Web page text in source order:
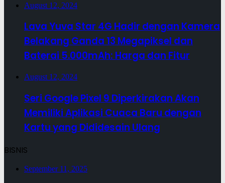
August 12, 2024
Lava Yuva Star 4G Hadir dengan Kamera
Belakang Ganda 13 Megapiksel dan
Baterai 5.000mAh: Harga dan Fitur
August 12, 2024
Seri Google Pixel 9 Diperkirakan Akan
Memiliki Aplikasi Cuaca Baru dengan
Kartu yang Dididesain Ulang
BISNIS
September 11, 2025